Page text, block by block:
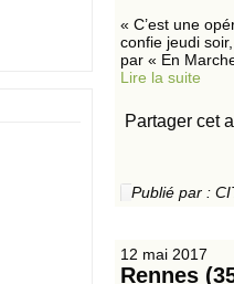
« C’est une
confie jeudi
par « En
Lire la suite
Partager cet
Publié par :
12 mai 2017
Rennes